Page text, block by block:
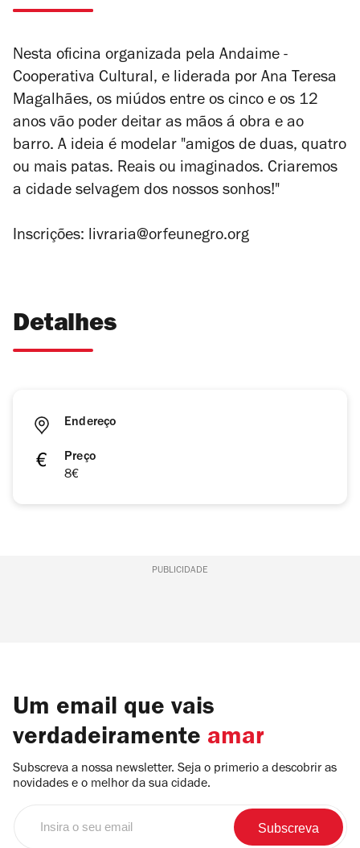
Nesta oficina organizada pela Andaime -
Cooperativa Cultural, e liderada por Ana Teresa
Magalhães, os miúdos entre os cinco e os 12
anos vão poder deitar as mãos á obra e ao
barro. A ideia é modelar "amigos de duas, quatro
ou mais patas. Reais ou imaginados. Criaremos
a cidade selvagem dos nossos sonhos!"
Inscrições: livraria@orfeunegro.org
Detalhes
Endereço
Preço
8€
PUBLICIDADE
Um email que vais
verdadeiramente amar
Subscreva a nossa newsletter. Seja o primerio a descobrir as
novidades e o melhor da sua cidade.